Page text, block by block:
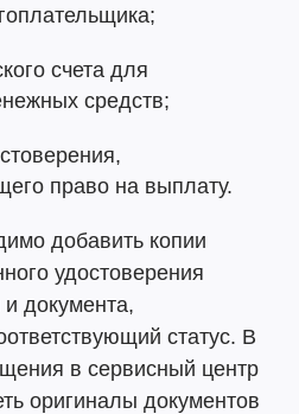
счета для
средств;
право на выплату.
добавить копии
удостоверения
документа,
статус. В
в сервисный центр
оригиналы документов